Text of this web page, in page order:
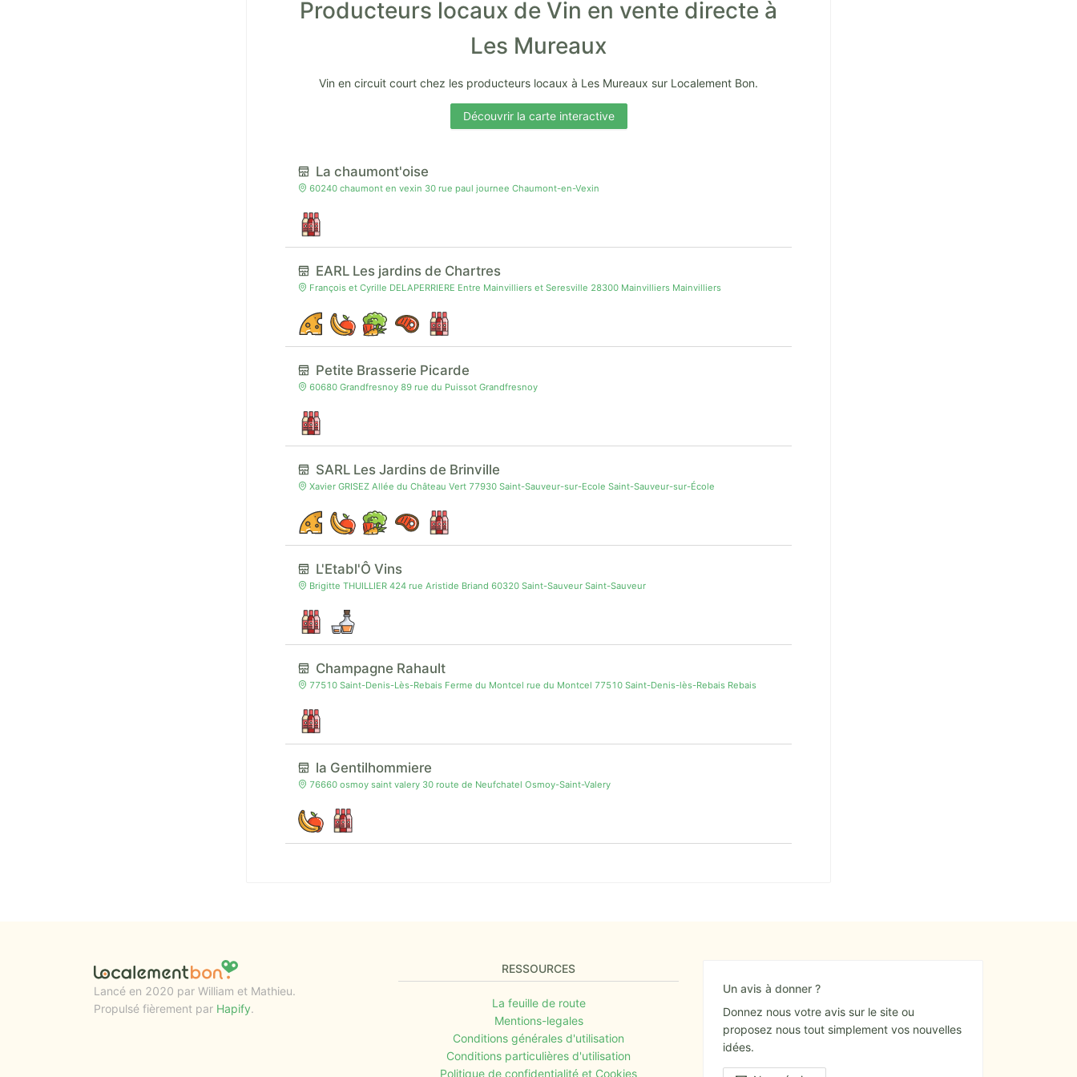
Producteurs locaux de Vin en vente directe à
Les Mureaux
Vin en circuit court chez les producteurs locaux à Les Mureaux sur Localement Bon.
Découvrir la carte interactive
La chaumont'oise
60240 chaumont en vexin 30 rue paul journee Chaumont-en-Vexin
EARL Les jardins de Chartres
François et Cyrille DELAPERRIERE Entre Mainvilliers et Seresville 28300 Mainvilliers Mainvilliers
Petite Brasserie Picarde
60680 Grandfresnoy 89 rue du Puissot Grandfresnoy
SARL Les Jardins de Brinville
Xavier GRISEZ Allée du Château Vert 77930 Saint-Sauveur-sur-Ecole Saint-Sauveur-sur-École
L'Etabl'Ô Vins
Brigitte THUILLIER 424 rue Aristide Briand 60320 Saint-Sauveur Saint-Sauveur
Champagne Rahault
77510 Saint-Denis-Lès-Rebais Ferme du Montcel rue du Montcel 77510 Saint-Denis-lès-Rebais Rebais
la Gentilhommiere
76660 osmoy saint valery 30 route de Neufchatel Osmoy-Saint-Valery
Lancé en 2020 par William et Mathieu.
Propulsé fièrement par Hapify.
RESSOURCES
La feuille de route
Mentions-legales
Conditions générales d'utilisation
Conditions particulières d'utilisation
Politique de confidentialité et Cookies
Un avis à donner ?
Donnez nous votre avis sur le site ou
proposez nous tout simplement vos nouvelles
idées.